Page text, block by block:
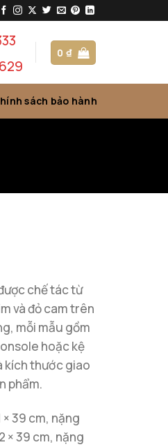
0₫
sách bảo hành
chế tác từ
và đỏ cam trên
mỗi mẫu gồm
hoặc kệ
kích thước giao
phẩm.
× 39 cm, nặng
× 39 cm, nặng